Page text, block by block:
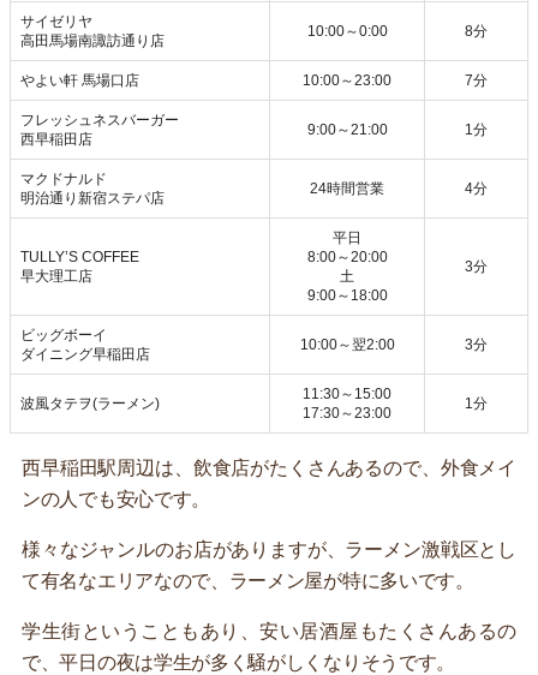
サイゼリヤ
高田馬場南諏訪通り店
10:00～0:00 8分
やよい軒 馬場口店 10:00～23:00 7分
フレッシュネスバーガー
西早稲田店
9:00～21:00 1分
マクドナルド
明治通り新宿ステパ店
24時間営業 4分
TULLY’S COFFEE
早大理工店
平日
8:00～20:00
土
9:00～18:00
3分
ビッグボーイ
ダイニング早稲田店
10:00～翌2:00 3分
波風タテヲ(ラーメン)
11:30～15:00
17:30～23:00
1分
西早稲田駅周辺は、飲食店がたくさんあるので、外食メイ
ンの人でも安心です。
様々なジャンルのお店がありますが、ラーメン激戦区とし
て有名なエリアなので、ラーメン屋が特に多いです。
学生街ということもあり、安い居酒屋もたくさんあるの
で、平日の夜は学生が多く騒がしくなりそうです。